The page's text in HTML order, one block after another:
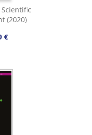
Scientific
(2020)
€